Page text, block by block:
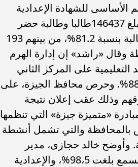
الأساسى للشهادة الإعدادية
للعام الدراسى 2018/2019، موضحا أن عدد المتقدمين للامتحان بلغ 146437طالبا وطالبة حضر
منهم 143023 طالبا وطالبة، وبلغ عدد الناجحين 116239 طالبا وطالبة بنسبة 81.2%، من بينهم 193
وقال «راشد» إن إدارة الهرم
90%، وإدارة الشيخ زايد التعليمية على المركز الثاني
بنسبة 89%، وجنوب الجيزة التعليميةعلى المركز الثالث بنسبة 88،2%. وحرص محافظ الجيزة، على
وذلك عقب إعلان نتيجة
«متميزة جيزة» التي تنظمها
بالمحافظة والتي تشمل أنشطة
وأوضح خالد حجازى، مدير
مديرية التربية والتعليم، أن نسبة امتحان إعدادية الصم وضعاف السمع بلغت 98،5%، والإعدادية